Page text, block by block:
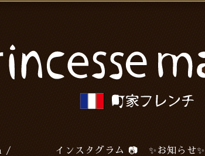
/ インスタグラム 📷 ✨お知らせ✨